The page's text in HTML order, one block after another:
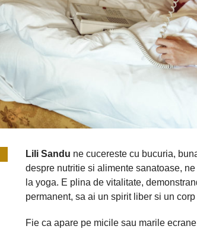
Lili Sandu ne cucereste cu bucuria,
despre nutritie si alimente sanatoase,
la yoga. E plina de vitalitate,
permanent, sa ai un spirit liber si un corp
Fie ca apare pe micile sau marile